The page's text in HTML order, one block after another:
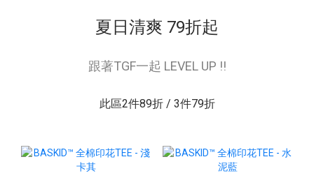
夏日清爽 79折起
跟著TGF一起 LEVEL UP !!
此區2件89折 / 3件79折